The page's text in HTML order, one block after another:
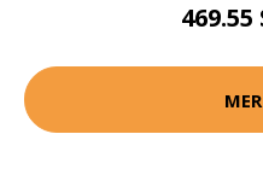
469.55